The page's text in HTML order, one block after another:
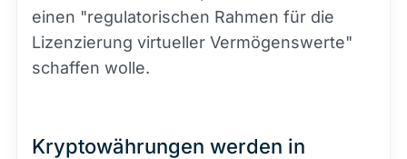
einen "regulatorischen Rahmen für die
Lizenzierung virtueller Vermögenswerte"
schaffen wolle.
Kryptowährungen werden in